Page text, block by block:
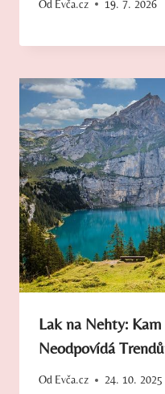
Od Evča.cz 19. 7. 2026
Lak na Nehty:
Neodpovídá
Od Evča.cz 24. 10. 2025